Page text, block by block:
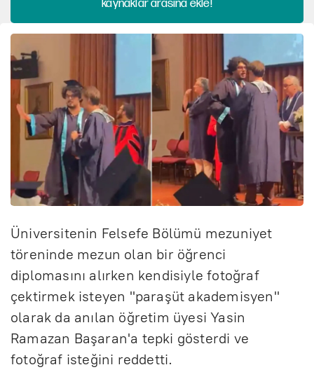
kaynaklar arasına ekle!
Üniversitenin Felsefe Bölümü mezuniyet
töreninde mezun olan bir öğrenci
diplomasını alırken kendisiyle fotoğraf
çektirmek isteyen "paraşüt akademisyen"
olarak da anılan öğretim üyesi Yasin
Ramazan Başaran'a tepki gösterdi ve
fotoğraf isteğini reddetti.